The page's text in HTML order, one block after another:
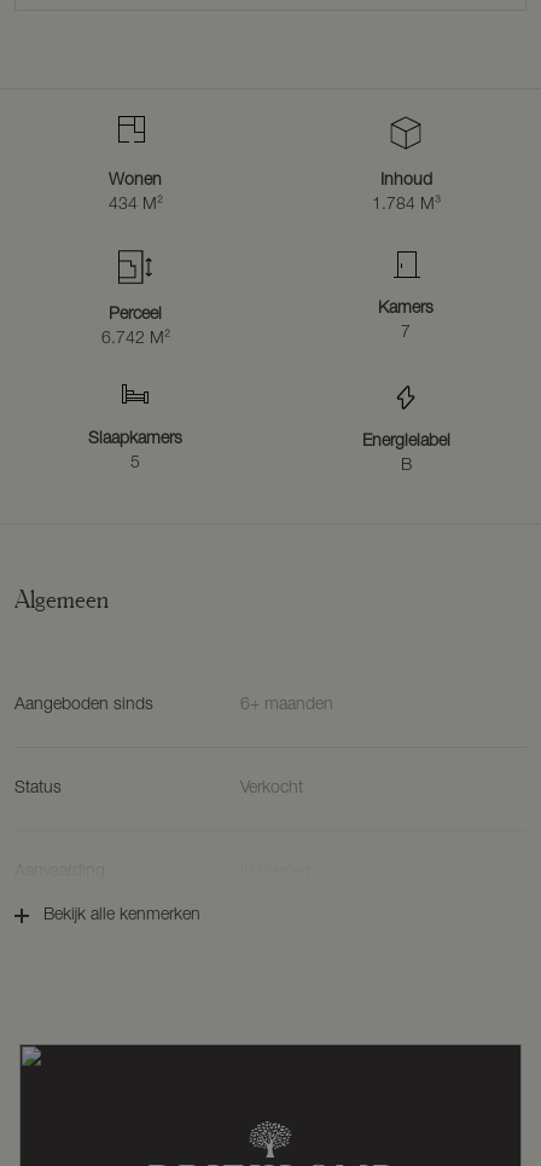
Wonen
434 M²
Inhoud
1.784 M³
Perceel
6.742 M²
Kamers
7
Slaapkamers
5
Energielabel
B
Algemeen
Aangeboden sinds 6+ maanden
Status Verkocht
1985
Bekijk alle kenmerken